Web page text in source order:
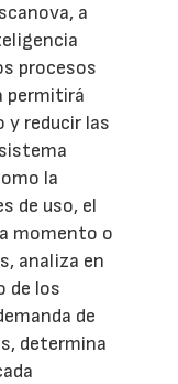
a
procesos
permitirá
y reducir las
la
de uso, el
momento o
analiza en
de los
de
determina